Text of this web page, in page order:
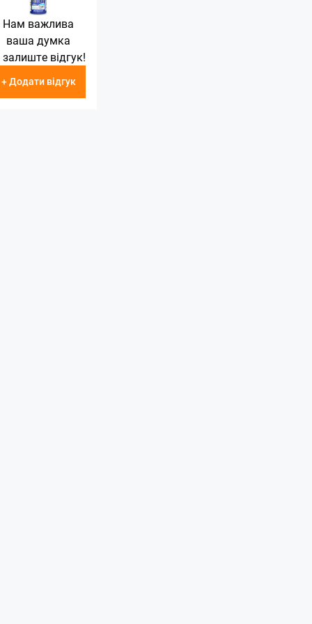
Нам важлива
ваша думка
відгук!
+ Додати відгук